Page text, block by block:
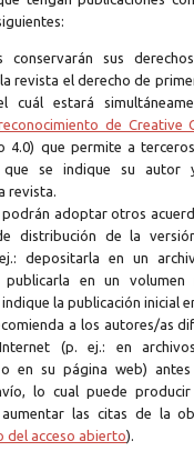
conservarán sus
revista el derecho de
cuál estará
de Creative
4.0) que permite a
que se indique su autor
revista.
adoptar otros
distribución de la
depositarla en un
en un volumen
la publicación inicial
a los autores/as
(p. ej.: en
o en su página web)
lo cual puede producir
las citas de la
del acceso abierto).